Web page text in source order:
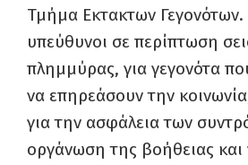
Τμήμα Εκτακτων Γεγονότων.
υπεύθυνοι σε περίπτωση
πλημμύρας, για γεγονότα
να επηρεάσουν την
για την ασφάλεια των
οργάνωση της βοήθειας και